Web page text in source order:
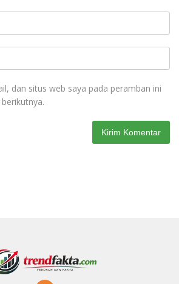
dan situs web saya pada peramban ini